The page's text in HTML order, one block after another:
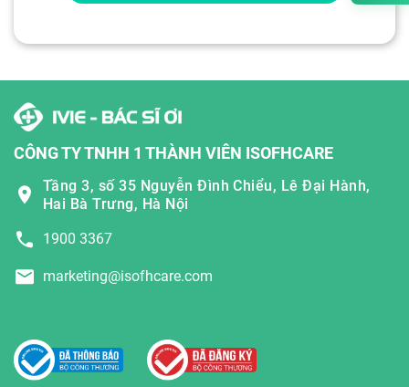
CÔNG TY TNHH 1 THÀNH VIÊN ISOFHCARE
Tầng 3, số 35 Nguyễn Đình Chiểu, Lê Đại Hành,
Hai Bà Trưng, Hà Nội
1900 3367
marketing@isofhcare.com